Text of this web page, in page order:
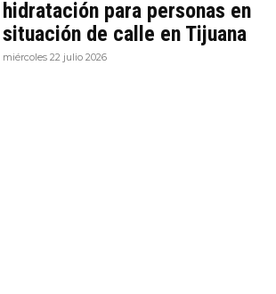
hidratación para personas en
situación de calle en Tijuana
miércoles 22 julio 2026